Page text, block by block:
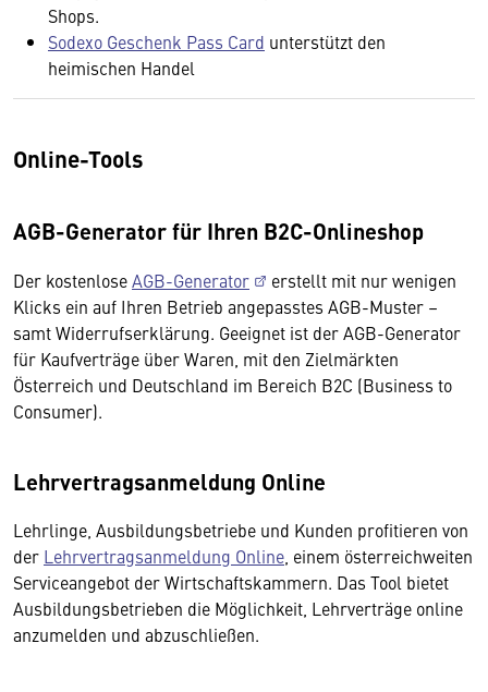
Shops.
Sodexo Geschenk Pass Card unterstützt den
heimischen Handel
Online-Tools
AGB-Generator für Ihren B2C-Onlineshop
Der kostenloseAGB-Generator
erstellt mit nur wenigen
Klicks ein auf Ihren Betrieb angepasstes AGB-Muster –
samt Widerrufserklärung. Geeignet ist der AGB-Generator
für Kaufverträge über Waren, mit den Zielmärkten
Österreich und Deutschland im Bereich B2C (Business to
Consumer).
Lehrvertragsanmeldung Online
Lehrlinge, Ausbildungsbetriebe und Kunden profitieren von
der Lehrvertragsanmeldung Online , einem österreichweiten
Serviceangebot der Wirtschaftskammern. Das Tool bietet
Ausbildungsbetrieben die Möglichkeit, Lehrverträge online
anzumelden und abzuschließen.